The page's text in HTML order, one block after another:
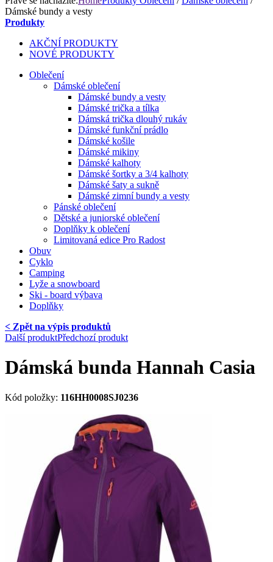
Dámské bundy a vesty
Produkty
AKČNÍ PRODUKTY
NOVÉ PRODUKTY
Oblečení
Dámské oblečení
Dámské bundy a vesty
Dámské trička a tílka
Dámská trička dlouhý rukáv
Dámské funkční prádlo
Dámské košile
Dámské mikiny
Dámské kalhoty
Dámské šortky a 3/4 kalhoty
Dámské šaty a sukně
Dámské zimní bundy a vesty
Pánské oblečení
Dětské a juniorské oblečení
Doplňky k oblečení
Limitovaná edice Pro Radost
Obuv
Cyklo
Camping
Lyže a snowboard
Ski - board výbava
Doplňky
< Zpět na výpis produktů
Další produktPředchozí produkt
Dámská bunda Hannah Casia
Kód položky: 116HH0008SJ0236